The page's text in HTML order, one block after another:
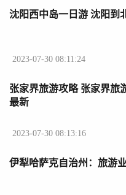
沈阳西中岛一日游 沈阳到
2023-07-30 08:11:24
张家界旅游攻略 张家界旅
最新
2023-07-30 08:13:16
伊犁哈萨克自治州：旅游